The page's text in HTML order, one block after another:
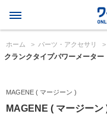
ホーム > パーツ・アクセサリ >
クランクタイプパワーメーター
MAGENE ( マージーン )
MAGENE ( マージー